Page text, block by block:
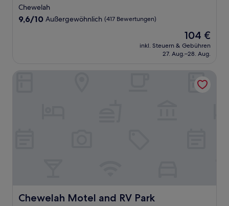
Sterne-
Unterkunft
Chewelah
9.6
9,6/10 Außergewöhnlich (417 Bewertungen)
Der
Preis
beträgt
104 €
inkl. Steuern & Gebühren
27. Aug.–28. Aug.
Chewelah Motel and RV Park
Chewelah Motel and RV Park